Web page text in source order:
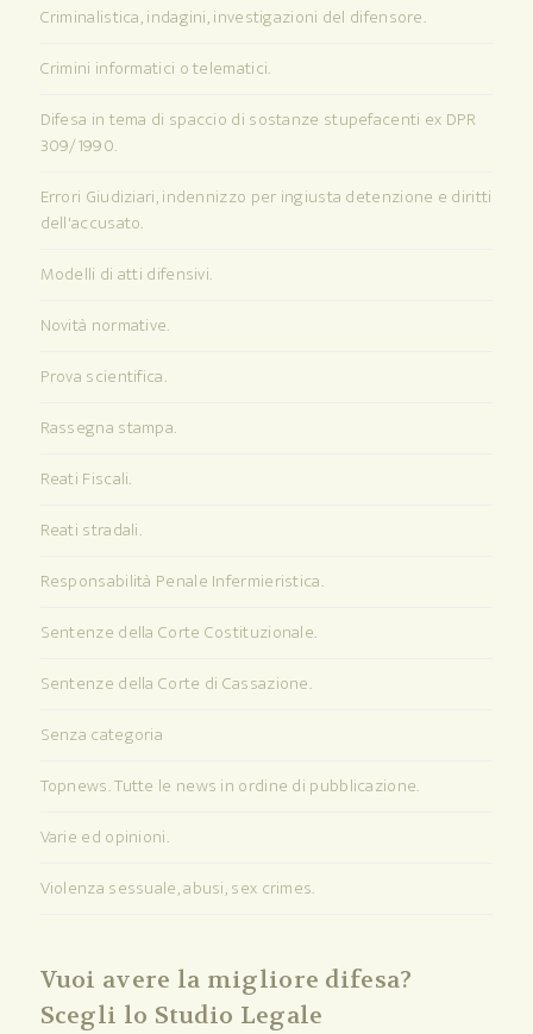
Criminalistica, indagini, investigazioni del difensore.
Crimini informatici o telematici.
Difesa in tema di spaccio di sostanze stupefacenti ex DPR
309/1990.
Errori Giudiziari, indennizzo per ingiusta detenzione e diritti
dell'accusato.
Modelli di atti difensivi.
Novità normative.
Prova scientifica.
Rassegna stampa.
Reati Fiscali.
Reati stradali.
Responsabilità Penale Infermieristica.
Sentenze della Corte Costituzionale.
Sentenze della Corte di Cassazione.
Senza categoria
Topnews. Tutte le news in ordine di pubblicazione.
Varie ed opinioni.
Violenza sessuale, abusi, sex crimes.
Vuoi avere la migliore difesa?
Scegli lo Studio Legale